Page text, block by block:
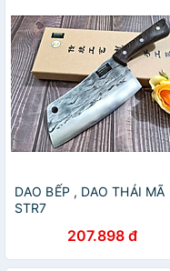
DAO BẾP , DAO THÁI MÃ
STR7
207.898 đ